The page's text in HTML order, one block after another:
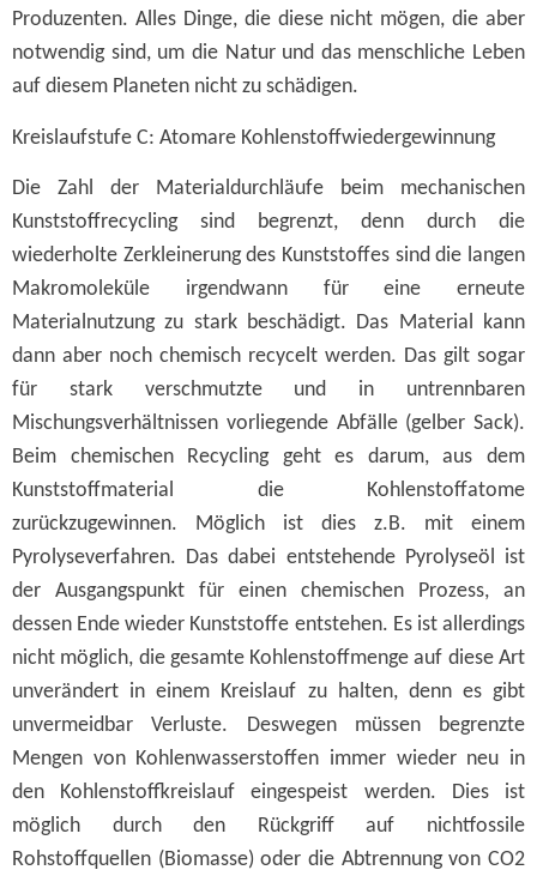
Produzenten. Alles Dinge, die diese nicht mögen, die aber
notwendig sind, um die Natur und das menschliche Leben
auf diesem Planeten nicht zu schädigen.
Kreislaufstufe C: Atomare Kohlenstoffwiedergewinnung
Die Zahl der Materialdurchläufe beim mechanischen
Kunststoffrecycling sind begrenzt, denn durch die
wiederholte Zerkleinerung des Kunststoffes sind die langen
Makromoleküle irgendwann für eine erneute
Materialnutzung zu stark beschädigt. Das Material kann
dann aber noch chemisch recycelt werden. Das gilt sogar
für stark verschmutzte und in untrennbaren
Mischungsverhältnissen vorliegende Abfälle (gelber Sack).
Beim chemischen Recycling geht es darum, aus dem
Kunststoffmaterial die Kohlenstoffatome
zurückzugewinnen. Möglich ist dies z.B. mit einem
Pyrolyseverfahren. Das dabei entstehende Pyrolyseöl ist
der Ausgangspunkt für einen chemischen Prozess, an
dessen Ende wieder Kunststoffe entstehen. Es ist allerdings
nicht möglich, die gesamte Kohlenstoffmenge auf diese Art
unverändert in einem Kreislauf zu halten, denn es gibt
unvermeidbar Verluste. Deswegen müssen begrenzte
Mengen von Kohlenwasserstoffen immer wieder neu in
den Kohlenstoffkreislauf eingespeist werden. Dies ist
möglich durch den Rückgriff auf nichtfossile
Rohstoffquellen (Biomasse) oder die Abtrennung von CO2